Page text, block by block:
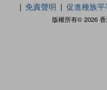
版權所有© 2026
免責聲明
促進種族